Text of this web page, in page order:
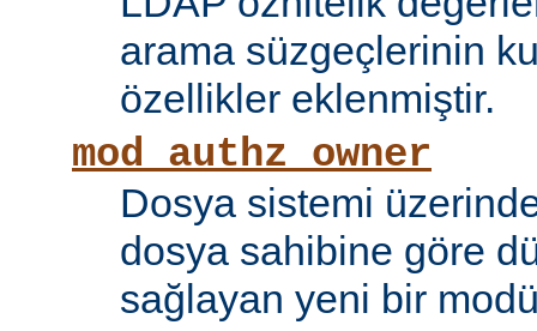
arama süzgeçlerinin
özellikler eklenmiştir.
mod_authz_owner
Dosya sistemi
dosya sahibine göre
sağlayan yeni bir